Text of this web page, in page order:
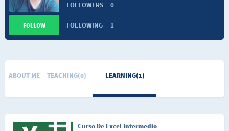
FOLLOWERS 0
FOLLOWING 1
FOLLOW
ABOUT ME TEACHING(0) LEARNING(1)
Curso De Excel Intermedio